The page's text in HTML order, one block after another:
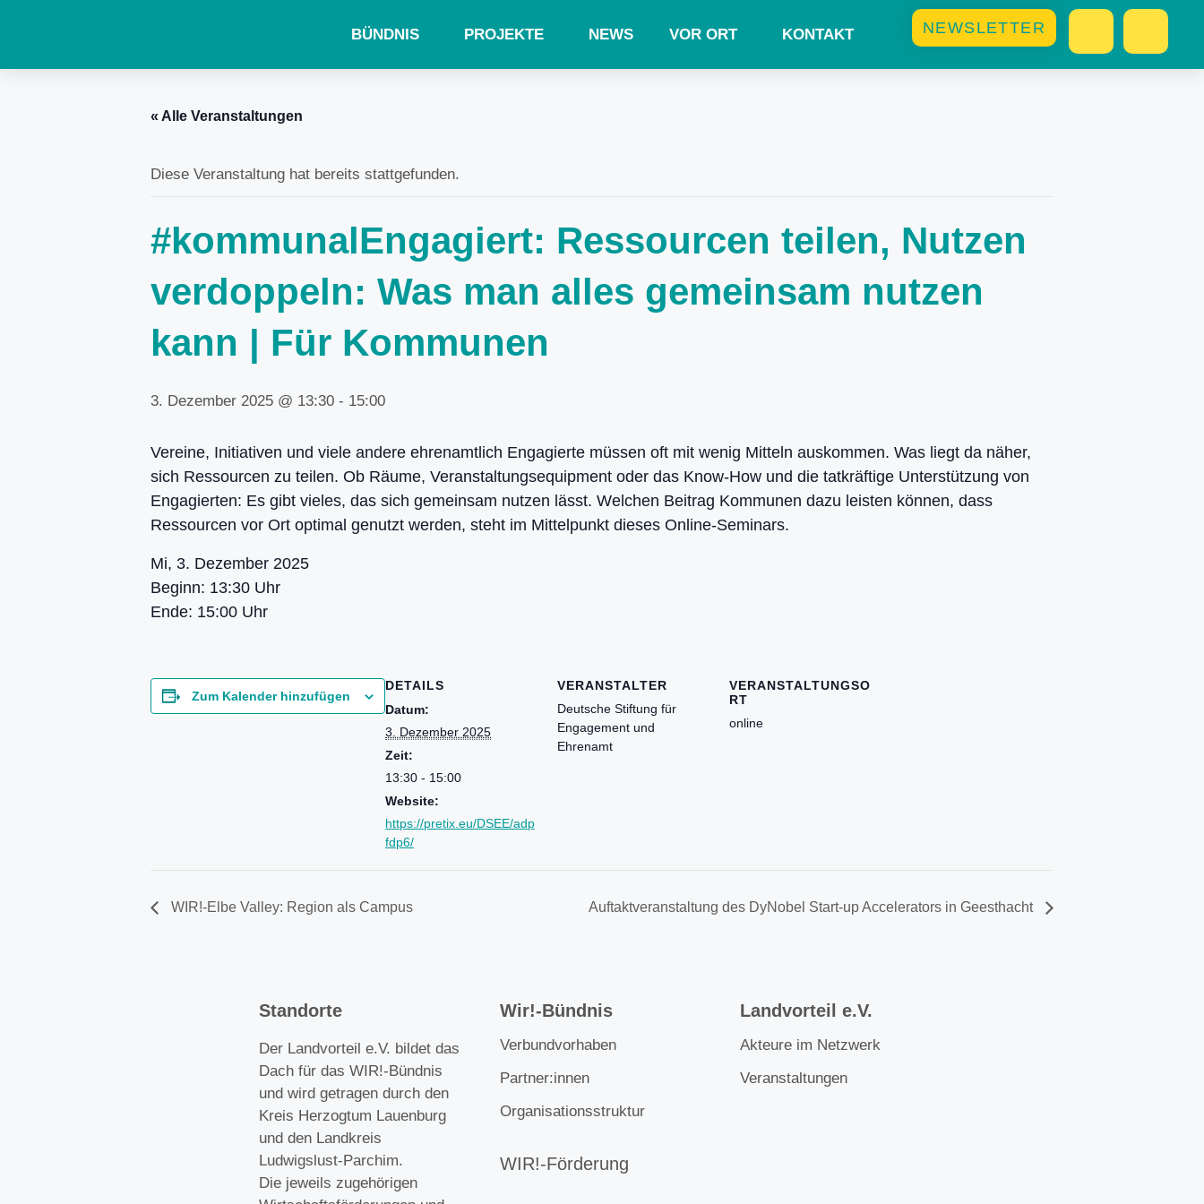
BÜNDNIS PROJEKTE NEWS VOR ORT KONTAKT NEWSLETTER
« Alle Veranstaltungen
Diese Veranstaltung hat bereits stattgefunden.
#kommunalEngagiert: Ressourcen teilen, Nutzen
verdoppeln: Was man alles gemeinsam nutzen
kann | Für Kommunen
3. Dezember 2025 @ 13:30 - 15:00
Vereine, Initiativen und viele andere ehrenamtlich Engagierte müssen oft mit wenig Mitteln auskommen. Was liegt da näher,
sich Ressourcen zu teilen. Ob Räume, Veranstaltungsequipment oder das Know-How und die tatkräftige Unterstützung von
Engagierten: Es gibt vieles, das sich gemeinsam nutzen lässt. Welchen Beitrag Kommunen dazu leisten können, dass
Ressourcen vor Ort optimal genutzt werden, steht im Mittelpunkt dieses Online-Seminars.
Mi, 3. Dezember 2025
Beginn: 13:30 Uhr
Ende: 15:00 Uhr
Zum Kalender hinzufügen
DETAILS
Datum:
3. Dezember 2025
Zeit:
13:30 - 15:00
Website:
https://pretix.eu/DSEE/adp
fdp6/
VERANSTALTER
Deutsche Stiftung für
Engagement und
Ehrenamt
VERANSTALTUNGSO
RT
online
WIR!-Elbe Valley: Region als Campus Auftaktveranstaltung des DyNobel Start-up Accelerators in Geesthacht
Standorte
Der Landvorteil e.V. bildet das
Dach für das WIR!-Bündnis
und wird getragen durch den
Kreis Herzogtum Lauenburg
und den Landkreis
Ludwigslust-Parchim.
Die jeweils zugehörigen
Wir!-Bündnis
Verbundvorhaben
Partner:innen
Organisationsstruktur
WIR!-Förderung
Landvorteil e.V.
Akteure im Netzwerk
Veranstaltungen